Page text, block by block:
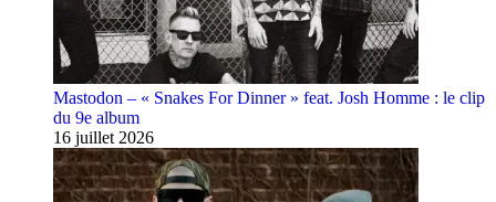
Mastodon – « Snakes For Dinner » feat. Josh Homme : le clip
du 9e album
16 juillet 2026